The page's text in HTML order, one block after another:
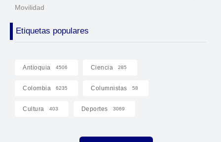
Movilidad
Etiquetas populares
Antioquia 4506 Ciencia 285
Colombia 6235 Columnistas 58
Cultura 403 Deportes 3069